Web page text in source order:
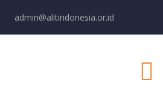
admin@alitindonesia.or.id